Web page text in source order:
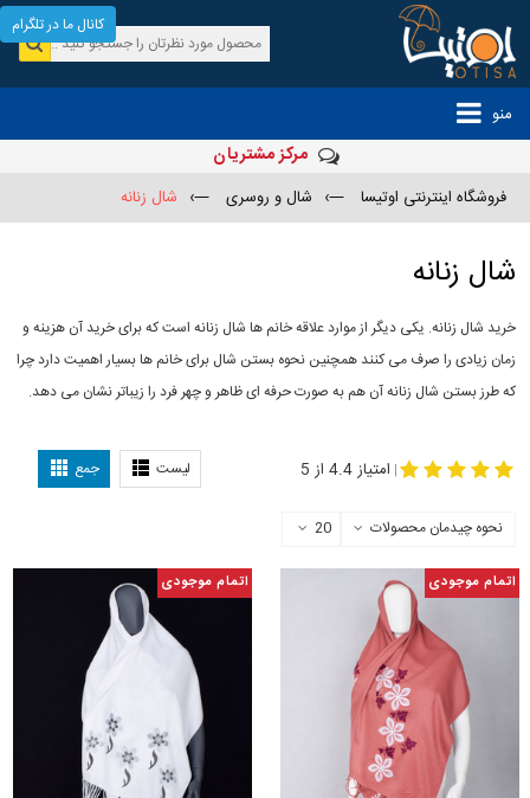
منو
مرکز مشتریان
فروشگاه اینترنتی اوتیسا —› شال و روسری —› شال زنانه
شال زنانه
خرید شال زنانه. یکی دیگر از موارد علاقه خانم ها شال زنانه است که برای خرید آن هزینه و
زمان زیادی را صرف می کنند همچنین نحوه بستن شال برای خانم ها بسیار اهمیت دارد چرا
که طرز بستن شال زنانه آن هم به صورت حرفه ای ظاهر و چهر فرد را زیباتر نشان می دهد.
لیست جمع | امتیاز 4.4 از 5
نحوه چیدمان محصولات 20
اتمام موجودی اتمام موجودی
کانال ما در تلگرام